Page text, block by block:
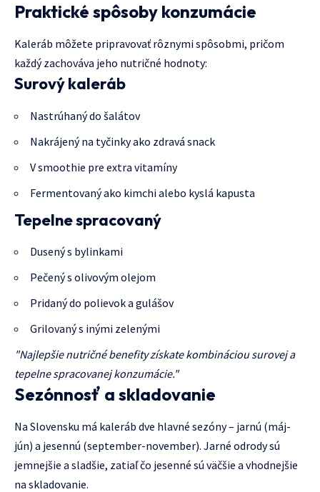
Praktické spôsoby konzumácie
Kaleráb môžete pripravovať rôznymi spôsobmi, pričom
každý zachováva jeho nutričné hodnoty:
Surový kaleráb
Nastrúhaný do šalátov
Nakrájený na tyčinky ako zdravá snack
V smoothie pre extra vitamíny
Fermentovaný ako kimchi alebo kyslá kapusta
Tepelne spracovaný
Dusený s bylinkami
Pečený s olivovým olejom
Pridaný do polievok a gulášov
Grilovaný s inými zelenými
"Najlepšie nutričné benefity získate kombináciou surovej a
tepelne spracovanej konzumácie."
Sezónnosť a skladovanie
Na Slovensku má kaleráb dve hlavné sezóny – jarnú (máj-
jún) a jesennú (september-november). Jarné odrody sú
jemnejšie a sladšie, zatiaľ čo jesenné sú väčšie a vhodnejšie
na skladovanie.